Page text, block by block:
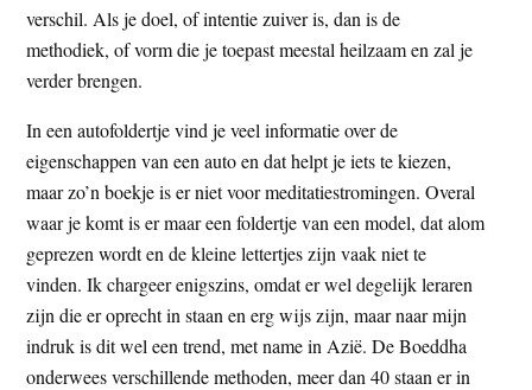
verschil. Als je doel, of intentie zuiver is, dan is de
methodiek, of vorm die je toepast meestal heilzaam en zal je
verder brengen.
In een autofoldertje vind je veel informatie over de
eigenschappen van een auto en dat helpt je iets te kiezen,
maar zo’n boekje is er niet voor meditatiestromingen. Overal
waar je komt is er maar een foldertje van een model, dat alom
geprezen wordt en de kleine lettertjes zijn vaak niet te
vinden. Ik chargeer enigszins, omdat er wel degelijk leraren
zijn die er oprecht in staan en erg wijs zijn, maar naar mijn
indruk is dit wel een trend, met name in Azië. De Boeddha
onderwees verschillende methoden, meer dan 40 staan er in